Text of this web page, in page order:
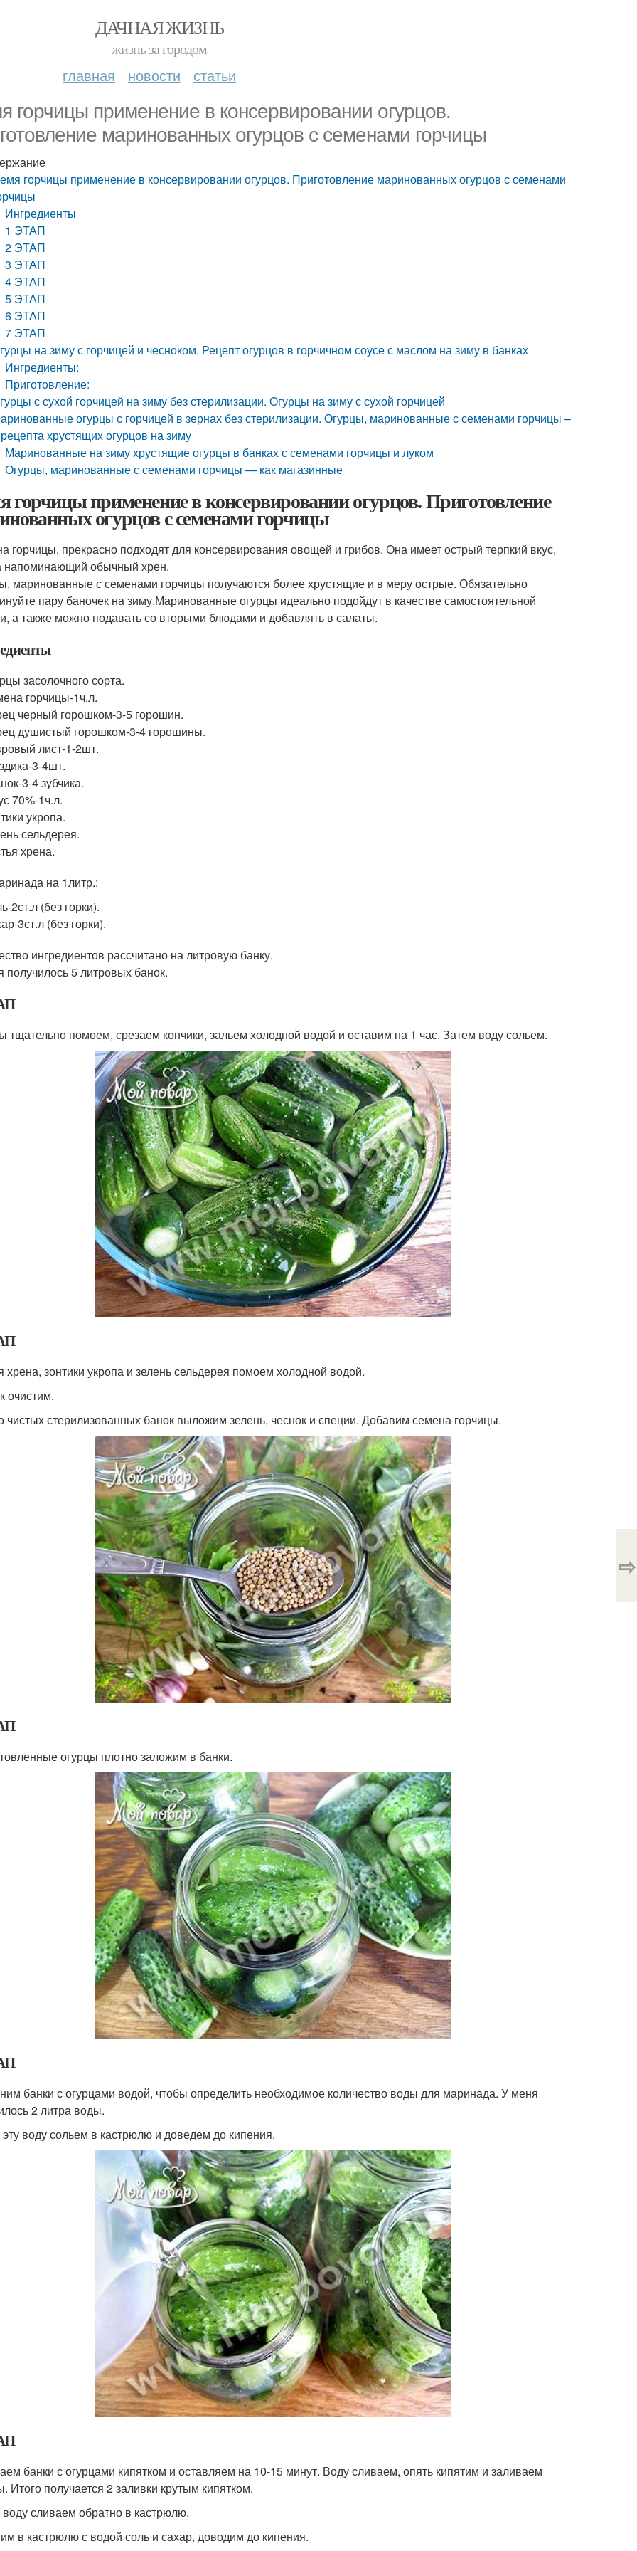
ДАЧНАЯ ЖИЗНЬ
жизнь за городом
главная новости статьи
горчицы применение в консервировании огурцов.
маринованных огурцов с семенами горчицы
горчицы применение в консервировании огурцов. Приготовление маринованных огурцов с семенами
Ингредиенты
1 ЭТАП
2 ЭТАП
3 ЭТАП
4 ЭТАП
5 ЭТАП
6 ЭТАП
7 ЭТАП
на зиму с горчицей и чесноком. Рецепт огурцов в горчичном соусе с маслом на зиму в банках
Ингредиенты:
Приготовление:
с сухой горчицей на зиму без стерилизации. Огурцы на зиму с сухой горчицей
огурцы с горчицей в зернах без стерилизации. Огурцы, маринованные с семенами горчицы –
хрустящих огурцов на зиму
Маринованные на зиму хрустящие огурцы в банках с семенами горчицы и луком
Огурцы, маринованные с семенами горчицы — как магазинные
горчицы применение в консервировании огурцов. Приготовление
огурцов с семенами горчицы
горчицы, прекрасно подходят для консервирования овощей и грибов. Она имеет острый терпкий вкус,
напоминающий обычный хрен.
маринованные с семенами горчицы получаются более хрустящие и в меру острые. Обязательно
пару баночек на зиму.Маринованные огурцы идеально подойдут в качестве самостоятельной
а также можно подавать со вторыми блюдами и добавлять в салаты.
засолочного сорта.
горчицы-1ч.л.
черный горошком-3-5 горошин.
душистый горошком-3-4 горошины.
лист-1-2шт.
3-4шт.
3-4 зубчика.
70%-1ч.л.
укропа.
сельдерея.
хрена.
на 1литр.:
2ст.л (без горки).
3ст.л (без горки).
ингредиентов рассчитано на литровую банку.
получилось 5 литровых банок.
тщательно помоем, срезаем кончики, зальем холодной водой и оставим на 1 час. Затем воду сольем.
хрена, зонтики укропа и зелень сельдерея помоем холодной водой.
очистим.
чистых стерилизованных банок выложим зелень, чеснок и специи. Добавим семена горчицы.
огурцы плотно заложим в банки.
банки с огурцами водой, чтобы определить необходимое количество воды для маринада. У меня
2 литра воды.
воду сольем в кастрюлю и доведем до кипения.
банки с огурцами кипятком и оставляем на 10-15 минут. Воду сливаем, опять кипятим и заливаем
Итого получается 2 заливки крутым кипятком.
сливаем обратно в кастрюлю.
в кастрюлю с водой соль и сахар, доводим до кипения.
⇨